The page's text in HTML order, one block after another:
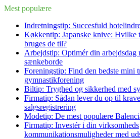
Mest populære
Indretningstip: Succesfuld
Køkkentip: Japanske knive: Hvilke
bruges de til?
Arbejdstip: Optimér din
sænkeborde
Foreningstip: Find den bedste mini
gymnastikforening
Biltip: Tryghed og sikkerhed med
Firmatip: Sådan lever du op til
salgsregistrering
Modetip: De mest populære
Firmatip: Investér i din virksomheds
kommunikationsmuligheder med